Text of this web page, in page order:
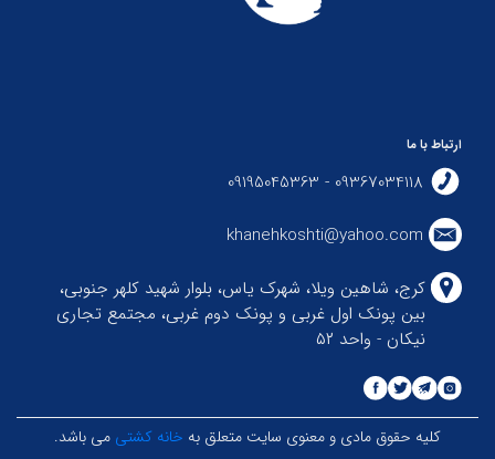
ارتباط با ما
09367034118 - 09195045363
khanehkoshti@yahoo.com
کرج، شاهین ویلا، شهرک یاس، بلوار شهید کلهر جنوبی،
بین پونک اول غربی و پونک دوم غربی، مجتمع تجاری
نیکان - واحد ۵۲
کلیه حقوق مادی و معنوی سایت متعلق به خانه کشتی می باشد.